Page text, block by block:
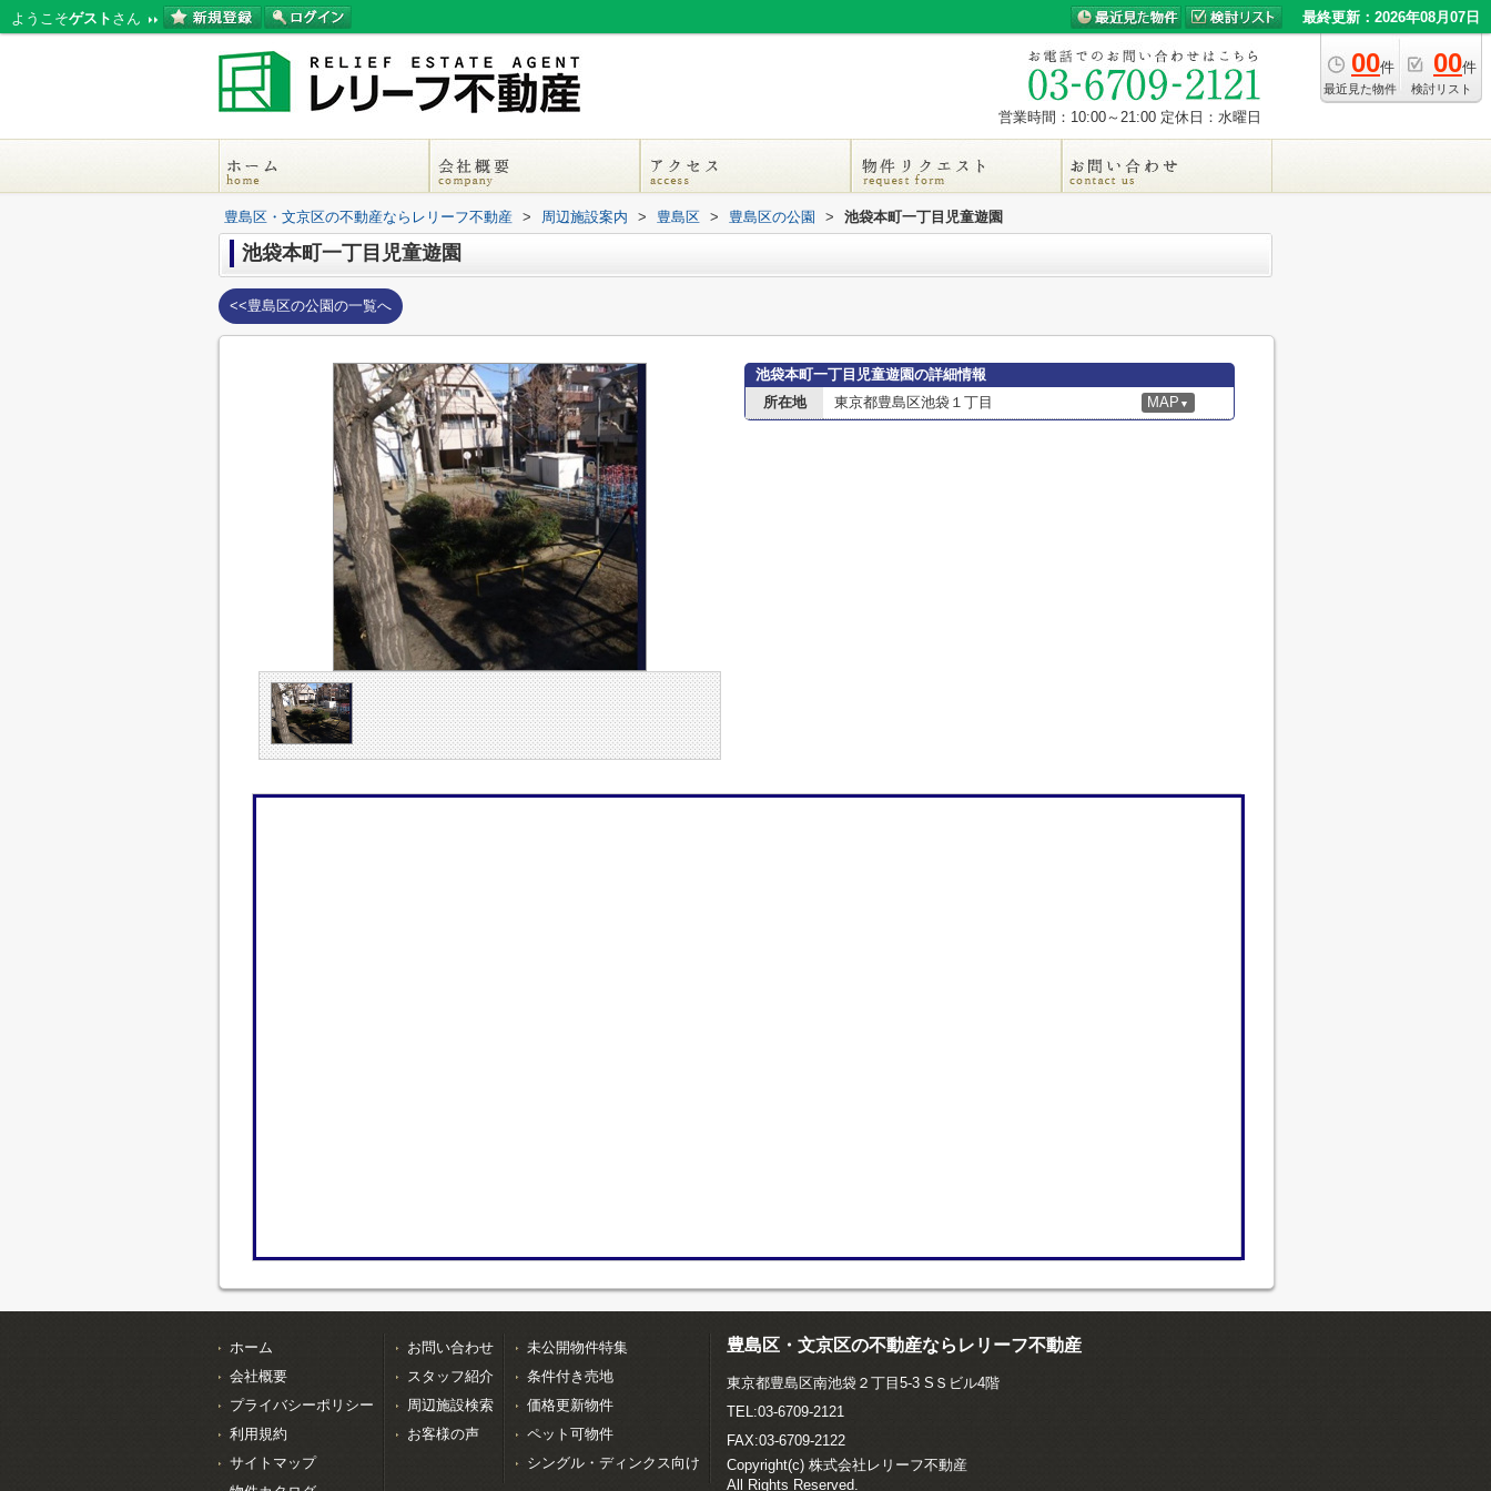
ようこそゲスト さん 最終更新：2026年08月07日
00件
最近見た物件
00件
検討リスト
営業時間：10:00～21:00 定休日：水曜日
豊島区・文京区の不動産ならレリーフ不動産 > 周辺施設案内 > 豊島区 > 豊島区の公園 > 池袋本町一丁目児童遊園
池袋本町一丁目児童遊園
<<豊島区の公園の一覧へ
池袋本町一丁目児童遊園の詳細情報
所在地
東京都豊島区池袋１丁目 MAP ▼
ホーム
会社概要
プライバシーポリシー
利用規約
サイトマップ
お問い合わせ
スタッフ紹介
周辺施設検索
お客様の声
未公開物件特集
条件付き売地
価格更新物件
ペット可物件
シングル・ディンクス向け
豊島区・文京区の不動産ならレリーフ不動産
東京都豊島区南池袋２丁目5-3 SＳビル4階
TEL:03-6709-2121
FAX:03-6709-2122
Copyright(c) 株式会社レリーフ不動産
All Rights Reserved.